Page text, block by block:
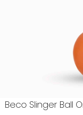
Beco Slinger Ball